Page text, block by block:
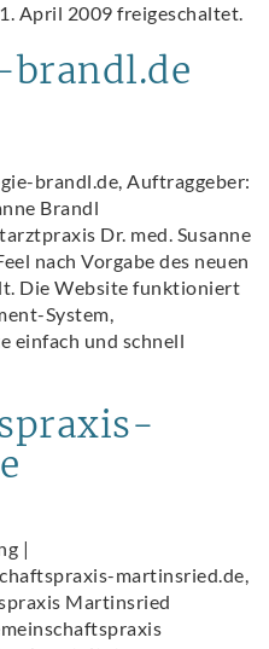
April 2009 freigeschaltet.
brandl.de, Auftraggeber:
Brandl
Dr. med. Susanne
nach Vorgabe des neuen
Die Website funktioniert
System,
einfach und schnell
|
martinsried.de,
Martinsried